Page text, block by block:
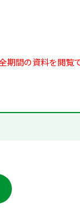
期間の資料を閲覧